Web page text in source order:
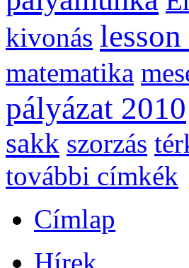
kivonás
matematika
pályázat 2010
sakk szorzás
további címkék
Címlap